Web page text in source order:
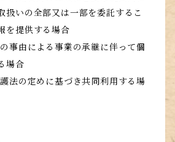
扱いの全部又は一部を委託するこ
を提供する場合
事由による事業の承継に伴って個
場合
法の定めに基づき共同利用する場